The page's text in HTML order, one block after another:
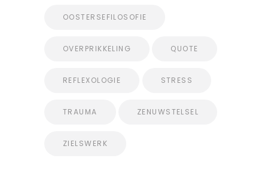
OOSTERSEFILOSOFIE
OVERPRIKKELING QUOTE
REFLEXOLOGIE STRESS
TRAUMA ZENUWSTELSEL
ZIELSWERK